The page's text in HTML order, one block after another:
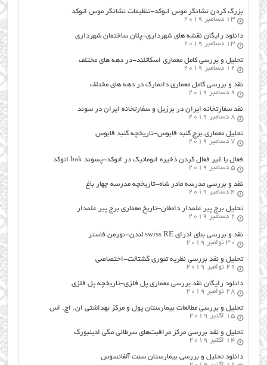
بزرگ کردن نشانگر موس اتوکد-تنظیمات نشانگر موس اتوکد
13 دسامبر 2019
دانلود رایگان نقشه های شهرداری-پلان ساختمان شهرداری
13 دسامبر 2019
تحلیل و بررسی کامل معماری اسکاتلند-در دهه های مختلف
12 دسامبر 2019
نقد و بررسی کامل معماری دانمارک در دهه های مختلف
9 دسامبر 2019
نقد سفارتخانه ایران در برزیل و سفارتخانه ایران در سوئد
8 دسامبر 2019
تحلیل معماری برج گنبد قابوس-تاریخچه گنبد قابوس
7 دسامبر 2019
فعال یا غیر فعال کردن ذخیره اتوماتیک در اتوکد-پسوند bak اتوکد
5 دسامبر 2019
نقد و بررسی مدرسه مادر شاه-تاریخچه مدرسه چهار باغ
4 دسامبر 2019
تحلیل برج پیر علمدار دامغان-تاریخ معماری برج پیر علمدار
2 دسامبر 2019
نقد و بررسی بنای ادرای swiss RE لندن-نورمن فاستر
30 نوامبر 2019
تحلیل و نقد بررسی نظریه تئوری گشتالت-اختصاصی
29 نوامبر 2019
دانلود رایگان نقد بررسی معماری پل فلزی-تاریخچه پل فلزی
28 نوامبر 2019
تحلیل و بررسی مطالعات بیمارستان پول و مرکز بهداشتی ان. اچ. اس
15 اکتبر 2019
تحلیل و نقد بررسی مرکز مراقبت‌های سرطانی مگی ادینبورگ
14 اکتبر 2019
دانلود تحلیل و بررسی بیمارستان سنت آلفانسوس